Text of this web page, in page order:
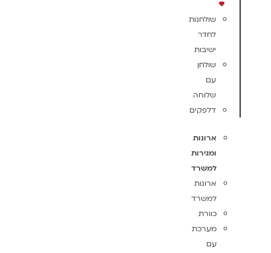
שולחנות
לחדר
ישיבות
שולחן
עם
שלוחה
דלפקים
ארונות
ומגירות
למשרד
ארונות
למשרד
כוורת
מערכת
עם